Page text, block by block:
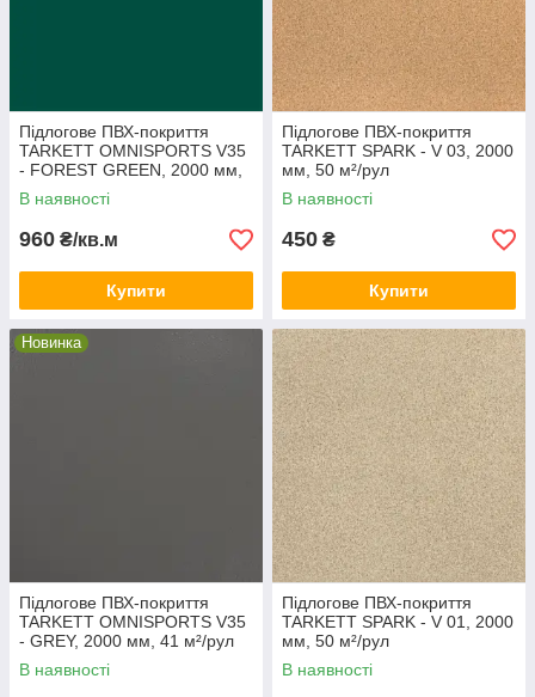
Підлогове ПВХ-покриття
TARKETT OMNISPORTS V35
- FOREST GREEN, 2000 мм,
41 м²/рул
В наявності
960 ₴/кв.м
Купити
Підлогове ПВХ-покриття
TARKETT SPARK - V 03, 2000
мм, 50 м²/рул
В наявності
450 ₴
Купити
Новинка
Підлогове ПВХ-покриття
TARKETT OMNISPORTS V35
- GREY, 2000 мм, 41 м²/рул
В наявності
Підлогове ПВХ-покриття
TARKETT SPARK - V 01, 2000
мм, 50 м²/рул
В наявності